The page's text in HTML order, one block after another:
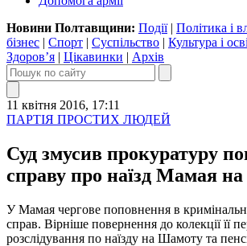
Новини Полтавщини: Події| Політика і
бізнес | Спорт | Суспільство | Культура і
Здоров’я | Цікавинки | Архів
11 квітня 2016, 17:11
ПАРТІЯ ПРОСТИХ ЛЮДЕЙ
Суд змусив прокуратуру
справу про наїзд Мамая
У Мамая чергове поповнення в
справ. Вірніше повернення до колекції її
розслідування по наїзду на Шамоту та